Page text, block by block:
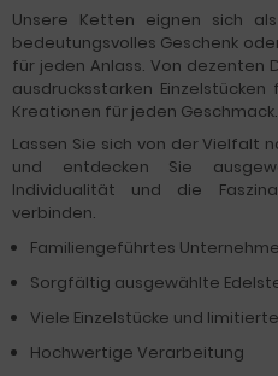
Unsere Ketten eignen sich
bedeutungsvolles Geschenk
für jeden Anlass. Von dezenten
ausdrucksstarken
Kreationen für jeden Geschmack.
Lassen Sie sich von der Vielfalt
und entdecken Sie
Individualität und die
verbinden.
Familiengeführtes
Sorgfältig ausgewählte
Viele Einzelstücke und
Hochwertige Verarbeitung